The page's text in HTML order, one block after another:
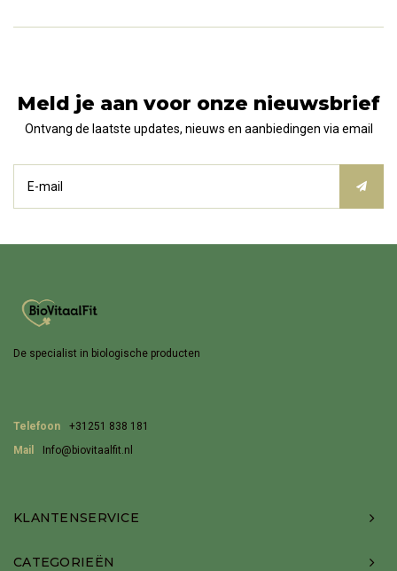
Meld je aan voor onze nieuwsbrief
Ontvang de laatste updates, nieuws en aanbiedingen via email
De specialist in biologische producten
Telefoon
+31251 838 181
Mail
Info@biovitaalfit.nl
KLANTENSERVICE
CATEGORIEËN